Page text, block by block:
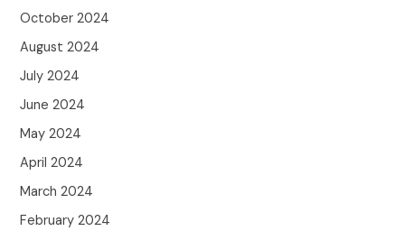
October 2024
August 2024
July 2024
June 2024
May 2024
April 2024
March 2024
February 2024